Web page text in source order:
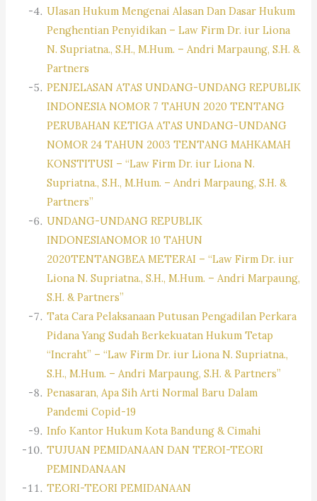
Ulasan Hukum Mengenai Alasan Dan Dasar Hukum
Penghentian Penyidikan – Law Firm Dr. iur Liona
N. Supriatna., S.H., M.Hum. – Andri Marpaung, S.H. &
Partners
PENJELASAN ATAS UNDANG-UNDANG REPUBLIK
INDONESIA NOMOR 7 TAHUN 2020 TENTANG
PERUBAHAN KETIGA ATAS UNDANG-UNDANG
NOMOR 24 TAHUN 2003 TENTANG MAHKAMAH
KONSTITUSI – “Law Firm Dr. iur Liona N.
Supriatna., S.H., M.Hum. – Andri Marpaung, S.H. &
Partners”
UNDANG-UNDANG REPUBLIK
INDONESIANOMOR 10 TAHUN
2020TENTANGBEA METERAI – “Law Firm Dr. iur
Liona N. Supriatna., S.H., M.Hum. – Andri Marpaung,
S.H. & Partners”
Tata Cara Pelaksanaan Putusan Pengadilan Perkara
Pidana Yang Sudah Berkekuatan Hukum Tetap
“Incraht” – “Law Firm Dr. iur Liona N. Supriatna.,
S.H., M.Hum. – Andri Marpaung, S.H. & Partners”
Penasaran, Apa Sih Arti Normal Baru Dalam
Pandemi Copid-19
Info Kantor Hukum Kota Bandung & Cimahi
TUJUAN PEMIDANAAN DAN TEROI-TEORI
PEMINDANAAN
TEORI-TEORI PEMIDANAAN